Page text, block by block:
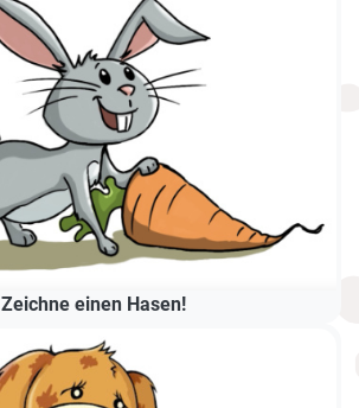
Zeichne einen Hasen!